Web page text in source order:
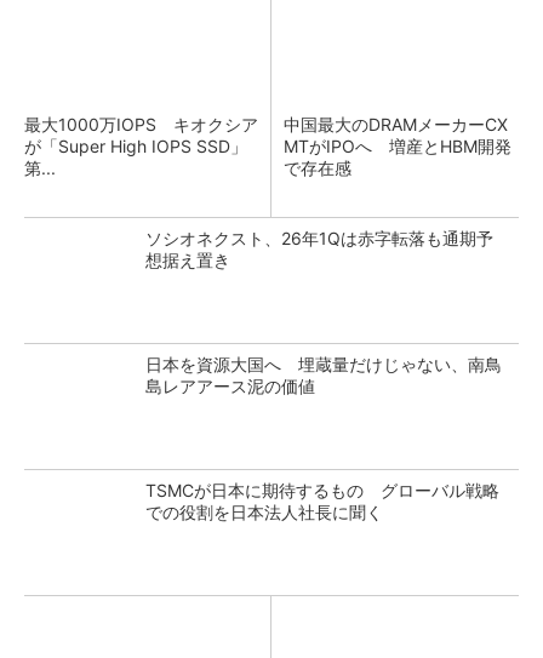
最大1000万IOPS キオクシア
が「Super High IOPS SSD」
第...
中国最大のDRAMメーカーCX
MTがIPOへ 増産とHBM開発
で存在感
ソシオネクスト、26年1Qは赤字転落も通期予
想据え置き
日本を資源大国へ 埋蔵量だけじゃない、南鳥
島レアアース泥の価値
TSMCが日本に期待するもの グローバル戦略
での役割を日本法人社長に聞く